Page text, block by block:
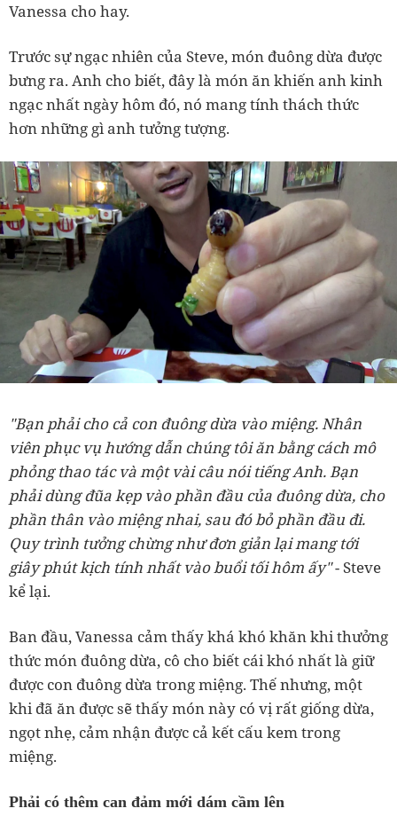
Vanessa cho hay.
Trước sự ngạc nhiên của Steve, món đuông dừa được
bưng ra. Anh cho biết, đây là món ăn khiến anh kinh
ngạc nhất ngày hôm đó, nó mang tính thách thức
hơn những gì anh tưởng tượng.
"Bạn phải cho cả con đuông dừa vào miệng. Nhân
viên phục vụ hướng dẫn chúng tôi ăn bằng cách mô
phỏng thao tác và một vài câu nói tiếng Anh. Bạn
phải dùng đũa kẹp vào phần đầu của đuông dừa, cho
phần thân vào miệng nhai, sau đó bỏ phần đầu đi.
Quy trình tưởng chừng như đơn giản lại mang tới
giây phút kịch tính nhất vào buổi tối hôm ấy"- Steve
kể lại.
Ban đầu, Vanessa cảm thấy khá khó khăn khi thưởng
thức món đuông dừa, cô cho biết cái khó nhất là giữ
được con đuông dừa trong miệng. Thế nhưng, một
khi đã ăn được sẽ thấy món này có vị rất giống dừa,
ngọt nhẹ, cảm nhận được cả kết cấu kem trong
miệng.
Phải có thêm can đảm mới dám cầm lên